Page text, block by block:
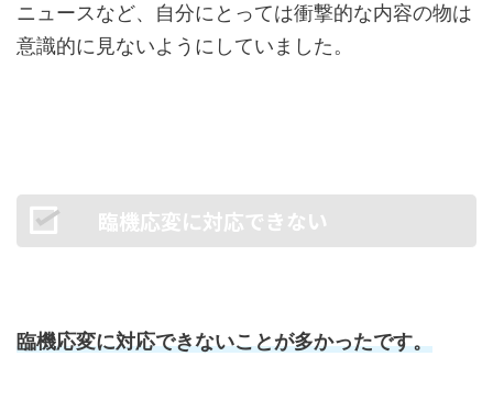
ニュースなど、自分にとっては衝撃的な内容の物は
意識的に見ないようにしていました。
臨機応変に対応できない
臨機応変に対応できないことが多かったです。